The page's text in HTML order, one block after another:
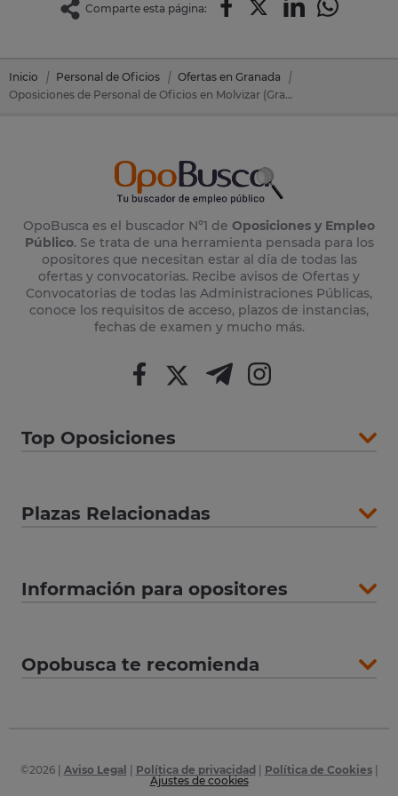
Comparte esta página:
Inicio Personal de Oficios
Ofertas en Granada
Oposiciones de Personal de Oficios en Molvizar (Granada)
OpoBusca es el buscador Nº1 de Oposiciones y Empleo
Público. Se trata de una herramienta pensada para los
opositores que necesitan estar al día de todas las
ofertas y convocatorias. Recibe avisos de Ofertas y
Convocatorias de todas las Administraciones Públicas,
conoce los requisitos de acceso, plazos de instancias,
fechas de examen y mucho más.
Top Oposiciones
Plazas Relacionadas
Información para opositores
Opobusca te recomienda
©2026| Aviso Legal Política de privacidad Política de Cookies|
Ajustes de cookies